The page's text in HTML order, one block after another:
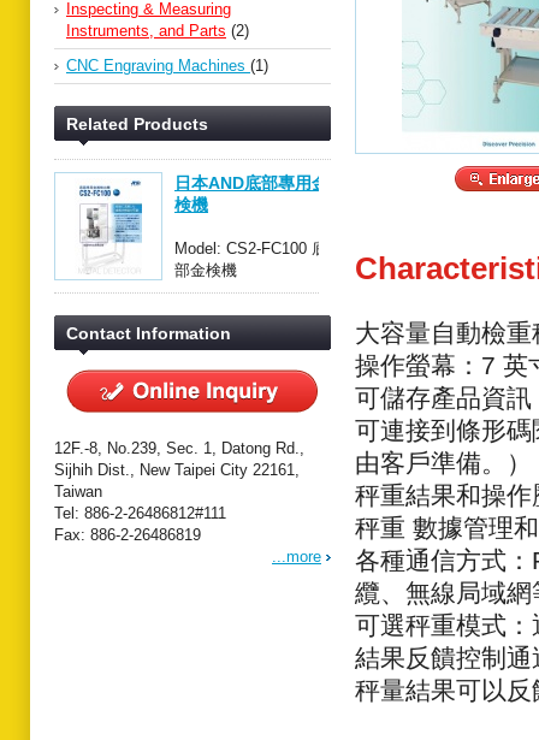
Inspecting & Measuring
Instruments, and Parts (2)
CNC Engraving Machines (1)
Related Products
日本AND底部專用金
検機
Model: CS2-FC100 底
部金検機
Contact Information
12F.-8, No.239, Sec. 1, Datong Rd.,
Sijhih Dist., New Taipei City 22161,
Taiwan
Tel: 886-2-26486812#111
Fax: 886-2-26486819
...more
大容量自動檢
操作螢幕：7 英
可儲存產品資
可連接到條形
由客戶準備。）
秤重結果和操
秤重 數據管理
各種通信方式
纜、無線局域網
可選秤重模式
結果反饋控制
秤量結果可以